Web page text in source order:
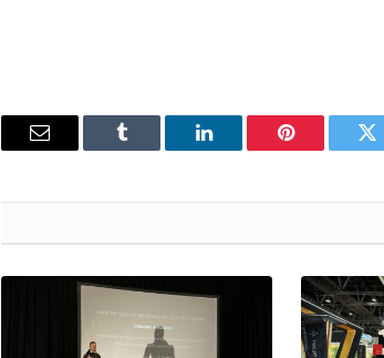
تويتر بينتيريستلينكدإن Tumblr
البريد